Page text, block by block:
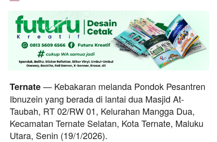
Ternate— Kebakaran melanda Pondok Pesantren
Ibnuzein yang berada di lantai dua Masjid At-
Taubah, RT 02/RW 01, Kelurahan Mangga Dua,
Kecamatan Ternate Selatan, Kota Ternate, Maluku
Utara, Senin (19/1/2026).